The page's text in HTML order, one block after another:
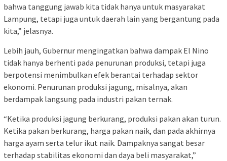
bahwa tanggung jawab kita tidak hanya untuk masyarakat
Lampung, tetapi juga untuk daerah lain yang bergantung pada
kita,” jelasnya.
Lebih jauh, Gubernur mengingatkan bahwa dampak El Nino
tidak hanya berhenti pada penurunan produksi, tetapi juga
berpotensi menimbulkan efek berantai terhadap sektor
ekonomi. Penurunan produksi jagung, misalnya, akan
berdampak langsung pada industri pakan ternak.
“Ketika produksi jagung berkurang, produksi pakan akan turun.
Ketika pakan berkurang, harga pakan naik, dan pada akhirnya
harga ayam serta telur ikut naik. Dampaknya sangat besar
terhadap stabilitas ekonomi dan daya beli masyarakat,”